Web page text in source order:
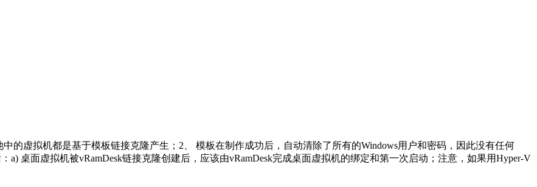
的虚拟机都是基于模板链接克隆产生；2、 模板在制作成功后，自动清除了所有的Windows用户和密码，因此没有任何
a) 桌面虚拟机被vRamDesk链接克隆创建后，应该由vRamDesk完成桌面虚拟机的绑定和第一次启动；注意，如果用Hyper-V